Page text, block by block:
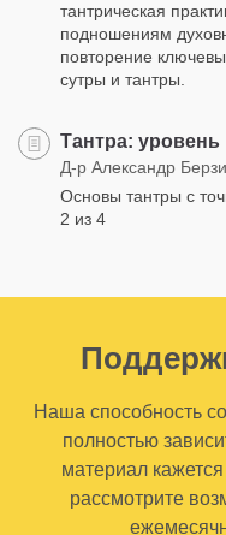
тантрическая
подношениям
повторение
сутры и тантры.
Тантра:
Д-р Александр
Основы тантры с
2 из 4
Наша способность
полностью
материал
рассмотрите